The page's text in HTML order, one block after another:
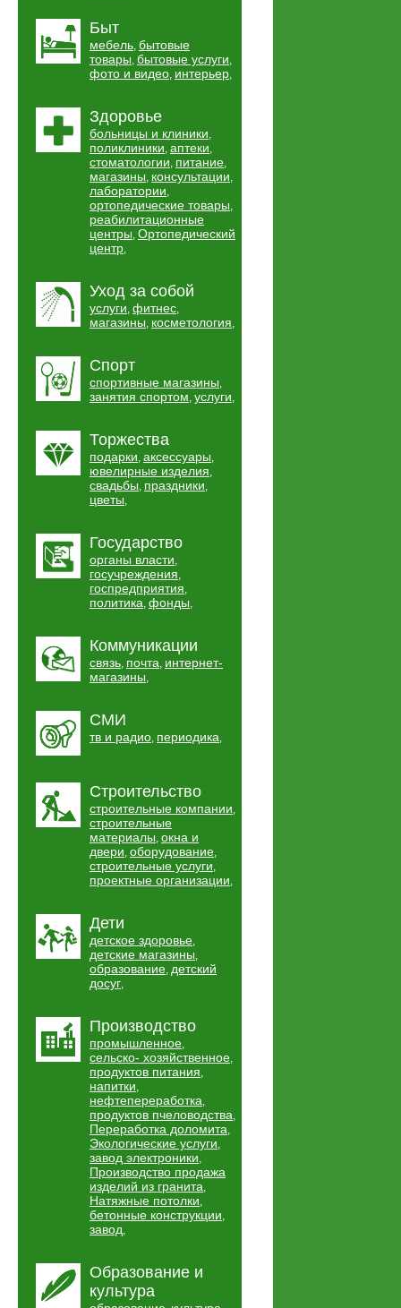
Быт
мебель, бытовые
товары, бытовые услуги,
фото и видео, интерьер,
Здоровье
больницы и клиники,
поликлиники, аптеки,
стоматологии, питание,
магазины, консультации,
лаборатории,
ортопедические товары,
реабилитационные
центры, Ортопедический
центр,
Уход за собой
услуги, фитнес,
магазины, косметология,
Спорт
спортивные магазины,
занятия спортом, услуги,
Торжества
подарки, аксессуары,
ювелирные изделия,
свадьбы, праздники,
цветы,
Государство
органы власти,
госучреждения,
госпредприятия,
политика, фонды,
Коммуникации
связь, почта, интернет-
магазины,
СМИ
тв и радио, периодика,
Строительство
строительные компании,
строительные
материалы, окна и
двери, оборудование,
строительные услуги,
проектные организации,
Дети
детское здоровье,
детские магазины,
образование, детский
досуг,
Производство
промышленное,
сельско- хозяйственное,
продуктов питания,
напитки,
нефтепереработка,
продуктов пчеловодства,
Переработка доломита,
Экологические услуги,
завод электроники,
Производство продажа
изделий из гранита,
Натяжные потолки,
бетонные конструкции,
завод,
Образование и
культура